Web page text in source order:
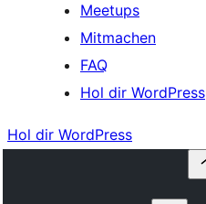
Meetups
Mitmachen
FAQ
Hol dir WordPress
Hol dir WordPress